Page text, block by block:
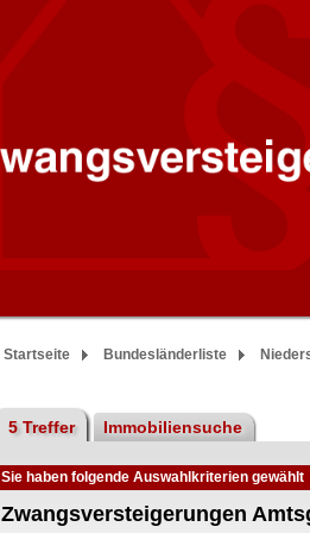
Startseite Bundesländerliste
5 Treffer Immobiliensuche
Sie haben folgende Auswahlkriterien gewählt
Zwangsversteigerungen